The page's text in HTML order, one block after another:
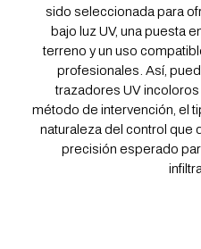
sido seleccionada para
bajo luz UV, una puesta
terreno y un uso
profesionales. Así,
trazadores UV
método de intervención, el
naturaleza del control que
precisión esperado